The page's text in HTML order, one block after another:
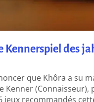
Kennerspiel des
que Khôra a su
Kenner (Connaisseur),
recommandés